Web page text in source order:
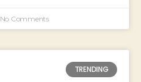
No Comments
TRENDING